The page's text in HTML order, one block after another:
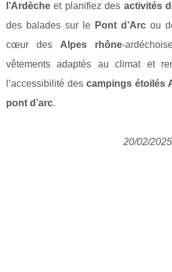
l’Ardèche et planifiez des activités
des balades sur le Pont d’Arc ou
cœur des Alpes rhône-
vêtements adaptés au climat et
l’accessibilité descampings étoilés
pont d’arc.
20/02/